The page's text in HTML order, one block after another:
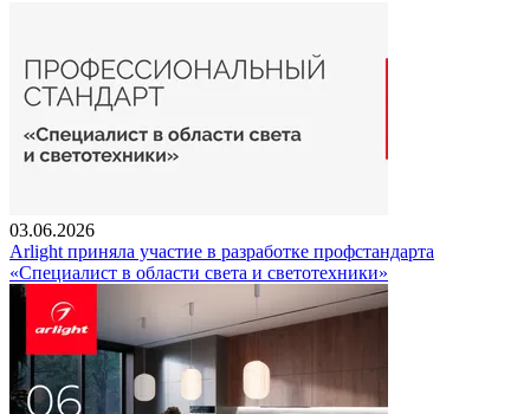
03.06.2026
Arlight приняла участие в разработке профстандарта
«Специалист в области света и светотехники»